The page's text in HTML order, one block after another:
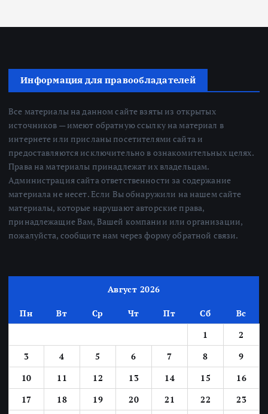
Информация для правообладателей
Все материалы на данном сайте взяты из открытых
источников — имеют обратную ссылку на материал в
интернете или присланы посетителями сайта и
предоставляются исключительно в ознакомительных целях.
Права на материалы принадлежат их владельцам.
Администрация сайта ответственности за содержание
материала не несет. Если Вы обнаружили на нашем сайте
материалы, которые нарушают авторские права,
принадлежащие Вам, Вашей компании или организации,
пожалуйста, сообщите нам через форму обратной связи.
Август 2026
Пн Вт Ср Чт Пт Сб
Вс
1
2
3
4 5 6 7 8
9
10
11 12 13 14 15
16
17
18 19 20 21 22
23